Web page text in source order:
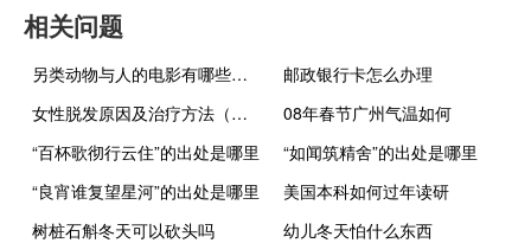
相关问题
另类动物与人的电影有哪些（另类动物与人的电影）
邮政银行卡怎么办理
女性脱发原因及治疗方法（女性脱发原因及治疗）
08年春节广州气温如何
“百杯歌彻行云住”的出处是哪里
“如闻筑精舍”的出处是哪里
“良宵谁复望星河”的出处是哪里
美国本科如何过年读研
树桩石斛冬天可以砍头吗
幼儿冬天怕什么东西